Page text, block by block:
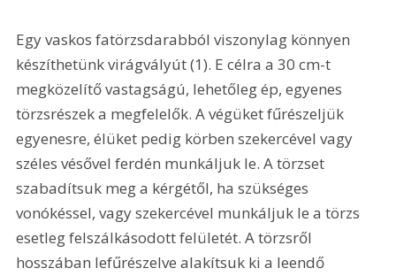
Egy vaskos fatörzsdarabból viszonylag könnyen
készíthetünk virágvályút (1). E célra a 30 cm-t
megközelítő vastagságú, lehetőleg ép, egyenes
törzsrészek a megfelelők. A végüket fűrészeljük
egyenesre, élüket pedig körben szekercével vagy
széles vésővel ferdén munkáljuk le. A törzset
szabadítsuk meg a kérgétől, ha szükséges
vonókéssel, vagy szekercével munkáljuk le a törzs
esetleg felszálkásodott felületét. A törzsről
hosszában lefűrészelve alakítsuk ki a leendő